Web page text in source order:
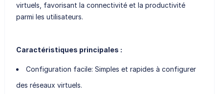
virtuels, favorisant la connectivité et la productivité
parmi les utilisateurs.
Caractéristiques principales :
Configuration facile: Simples et rapides à configurer
des réseaux virtuels.